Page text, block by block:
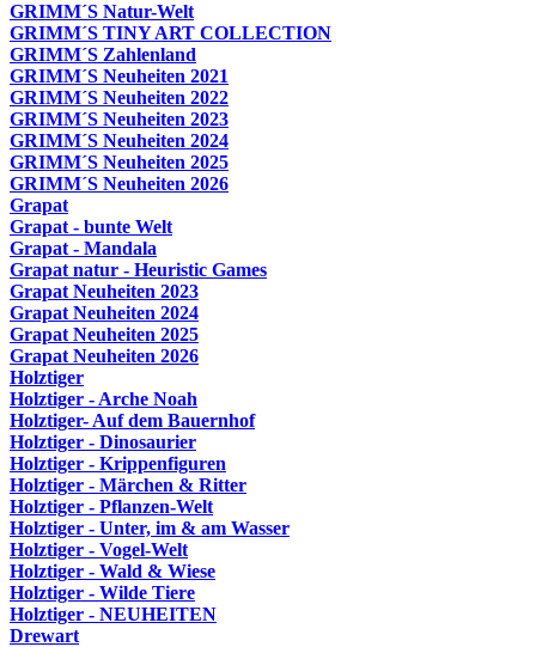
GRIMM´S Natur-Welt
GRIMM´S TINY ART COLLECTION
GRIMM´S Zahlenland
GRIMM´S Neuheiten 2021
GRIMM´S Neuheiten 2022
GRIMM´S Neuheiten 2023
GRIMM´S Neuheiten 2024
GRIMM´S Neuheiten 2025
GRIMM´S Neuheiten 2026
Grapat
Grapat - bunte Welt
Grapat - Mandala
Grapat natur - Heuristic Games
Grapat Neuheiten 2023
Grapat Neuheiten 2024
Grapat Neuheiten 2025
Grapat Neuheiten 2026
Holztiger
Holztiger - Arche Noah
Holztiger- Auf dem Bauernhof
Holztiger - Dinosaurier
Holztiger - Krippenfiguren
Holztiger - Märchen & Ritter
Holztiger - Pflanzen-Welt
Holztiger - Unter, im & am Wasser
Holztiger - Vogel-Welt
Holztiger - Wald & Wiese
Holztiger - Wilde Tiere
Holztiger - NEUHEITEN
Drewart